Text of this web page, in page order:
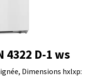
4322 D-1 ws
Dimensions hxlxp: